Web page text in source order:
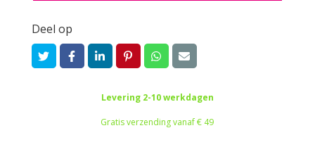
Deel op
Levering 2-10 werkdagen
Gratis verzending vanaf € 49